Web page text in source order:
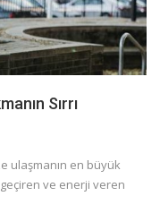
Sırrı
ulaşmanın en büyük
ve enerji veren